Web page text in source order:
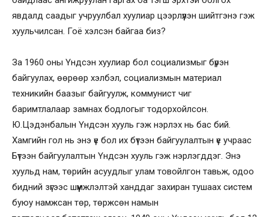
явдалд саадыг учруулбал хуулиар цээрлүүлэн шийтгэнэ гэж
хуульчилсан. Гоё хэлсэн байгаа биз?
За 1960 оны Үндсэн хуулиар бол социализмыг бүрэн
байгуулах, өөрөөр хэлбэл, социализмын материал
техникийн баазыг байгуулж, коммунист чиг
баримтлалаар замнах бодлогыг тодорхойлсон.
Ю.Цэдэнбалын Үндсэн хууль гэж нэрлэх нь бас бий.
Хамгийн гол нь энэ үе бол их бүтээн байгуулалтын үе учраас
Бүтээн байгуулалтын Үндсэн хууль гэж нэрлэгддэг. Энэ
хуульд нам, төрийн асуудлыг улам товойлгон тавьж, одоо
бидний зүгээс шүүмжлэлтэй ханддаг захиран тушаах систем
буюу намжсан төр, төржсөн намын